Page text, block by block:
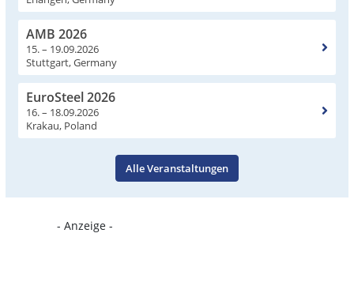
AMB 2026
15. – 19.09.2026
Stuttgart, Germany
EuroSteel 2026
16. – 18.09.2026
Krakau, Poland
Alle Veranstaltungen
- Anzeige -